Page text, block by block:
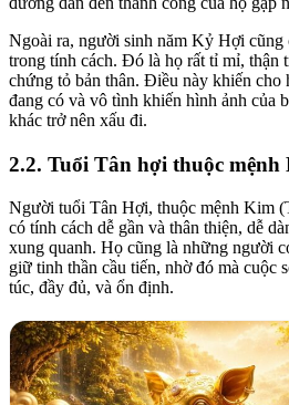
Ngoài ra, người sinh năm Kỷ Hợi cũng
trong tính cách. Đó là họ rất tỉ mỉ, thận
chứng tỏ bản thân. Điều này khiến cho
đang có và vô tình khiến hình ảnh của
khác trở nên xấu đi.
2.2. Tuổi Tân hợi thuộc mệnh
Người tuổi Tân Hợi, thuộc mệnh Kim
có tính cách dễ gần và thân thiện, dễ
xung quanh. Họ cũng là những người
giữ tinh thần cầu tiến, nhờ đó mà cuộc
túc, đầy đủ, và ổn định.